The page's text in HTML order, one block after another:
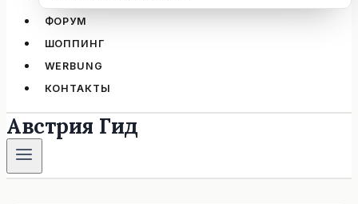
ФОРУМ
ШОППИНГ
WERBUNG
КОНТАКТЫ
Австрия Гид